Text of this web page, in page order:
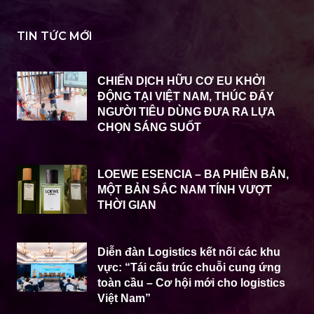
TIN TỨC MỚI
CHIẾN DỊCH HỮU CƠ EU KHỞI
ĐỘNG TẠI VIỆT NAM, THÚC ĐẨY
NGƯỜI TIÊU DÙNG ĐƯA RA LỰA
CHỌN SÁNG SUỐT
LOEWE ESENCIA – BA PHIÊN BẢN,
MỘT BẢN SẮC NAM TÍNH VƯỢT
THỜI GIAN
Diễn đàn Logistics kết nối các khu
vực: “Tái cấu trúc chuỗi cung ứng
toàn cầu – Cơ hội mới cho logistics
Việt Nam”